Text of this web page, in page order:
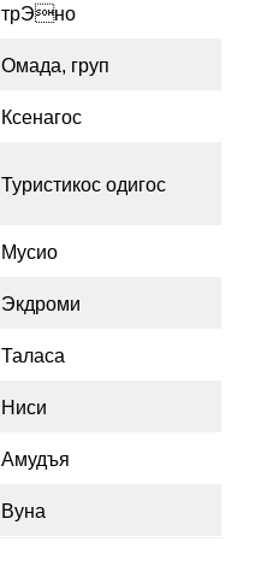
трЭно
Омада, груп
Ксенагос
Туристикос одигос
Мусио
Экдроми
Таласа
Ниси
Амудъя
Вуна